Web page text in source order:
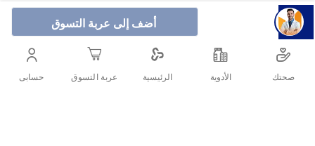
أضف إلى عربة التسوق
صحتك الأدوية الرئيسية عربة التسوق حسابى